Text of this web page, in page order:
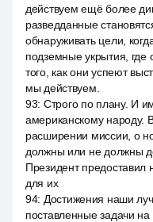
действуем ещё более
разведданные
обнаруживать цели,
подземные укрытия, где
того, как они успеют
мы действуем.
93: Строго по плану. И
американскому народу.
расширении миссии, о
должны или не должны
Президент предоставил
для их
94: Достижения наши
поставленные задачи